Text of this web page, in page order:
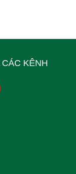
KÊNH